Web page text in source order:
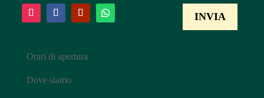
Orari di apertura
Dove siamo